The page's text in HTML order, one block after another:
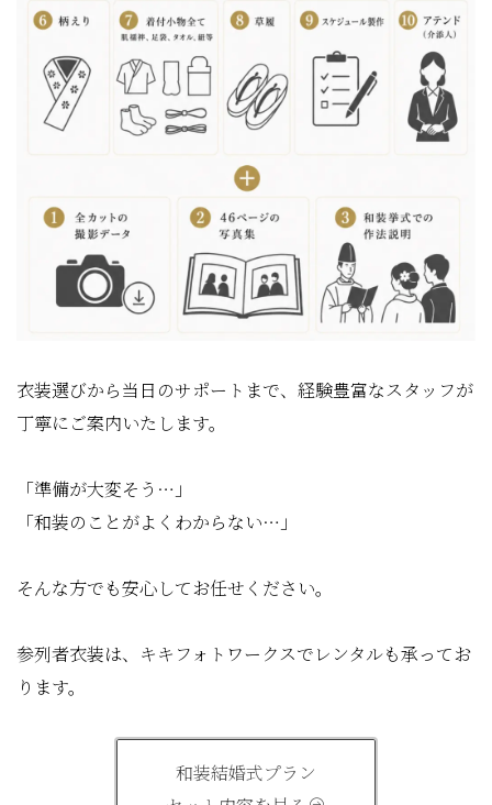
衣装選びから当日のサポートまで、経験豊富なスタッフが
丁寧にご案内いたします。
「準備が大変そう…」
「和装のことがよくわからない…」
そんな方でも安心してお任せください。
参列者衣装は、キキフォトワークスでレンタルも承ってお
ります。
和装結婚式プラン